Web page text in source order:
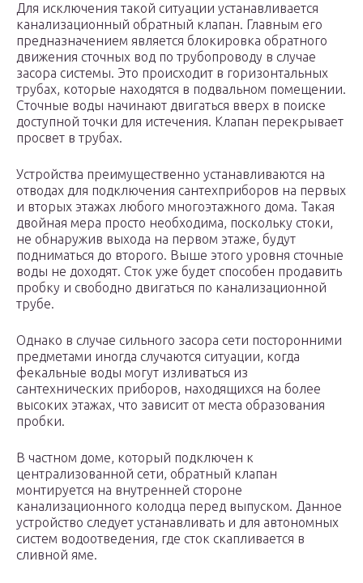
Для исключения такой ситуации устанавливается
канализационный обратный клапан. Главным его
предназначением является блокировка обратного
движения сточных вод по трубопроводу в случае
засора системы. Это происходит в горизонтальных
трубах, которые находятся в подвальном помещении.
Сточные воды начинают двигаться вверх в поиске
доступной точки для истечения. Клапан перекрывает
просвет в трубах.
Устройства преимущественно устанавливаются на
отводах для подключения сантехприборов на первых
и вторых этажах любого многоэтажного дома. Такая
двойная мера просто необходима, поскольку стоки,
не обнаружив выхода на первом этаже, будут
подниматься до второго. Выше этого уровня сточные
воды не доходят. Сток уже будет способен продавить
пробку и свободно двигаться по канализационной
трубе.
Однако в случае сильного засора сети посторонними
предметами иногда случаются ситуации, когда
фекальные воды могут изливаться из
сантехнических приборов, находящихся на более
высоких этажах, что зависит от места образования
пробки.
В частном доме, который подключен к
централизованной сети, обратный клапан
монтируется на внутренней стороне
канализационного колодца перед выпуском. Данное
устройство следует устанавливать и для автономных
систем водоотведения, где сток скапливается в
сливной яме.